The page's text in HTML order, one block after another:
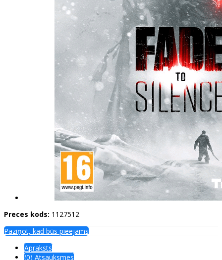
Preces kods: 1127512
Paziņot, kad būs pieejams
Apraksts
(0) Atsauksmes